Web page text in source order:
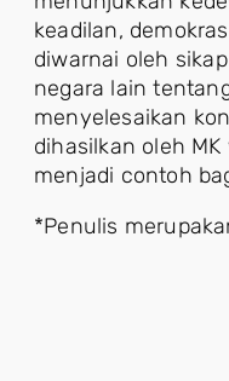
keadilan,
diwarnai oleh
negara lain
menyelesaikan
dihasilkan oleh
menjadi contoh
*Penulis